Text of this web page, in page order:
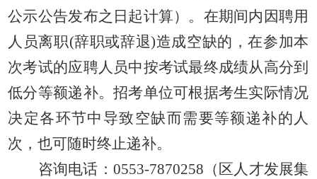
公示公告发布之日起计算） 。 在期间内因聘用
人员离职(辞职或辞退)造成空缺的，在参加本
次考试的应聘人员中按考试最终成绩从高分到
低分等额递补。招考单位可根据考生实际情况
决定各环节中导致空缺而需要等额递补的人
次，也可随时终止递补。
咨询电话：0553-7870258 （区人才发展集